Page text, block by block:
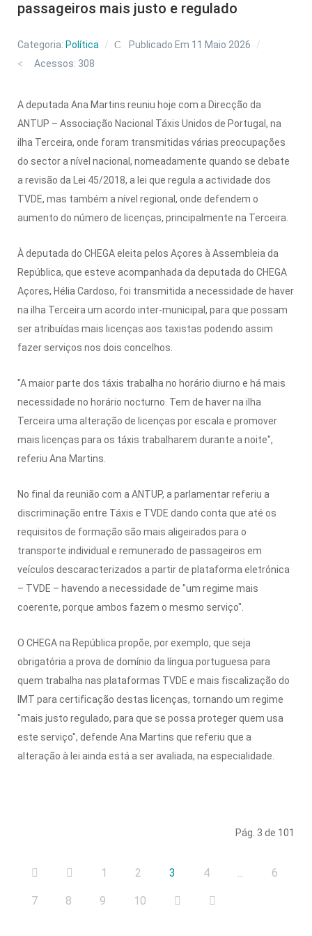
passageiros mais justo e regulado
Categoria: Política
Publicado Em 11 Maio 2026
Acessos: 308
A deputada Ana Martins reuniu hoje com a Direcção da
ANTUP – Associação Nacional Táxis Unidos de Portugal, na
ilha Terceira, onde foram transmitidas várias preocupações
do sector a nível nacional, nomeadamente quando se debate
a revisão da Lei 45/2018, a lei que regula a actividade dos
TVDE, mas também a nível regional, onde defendem o
aumento do número de licenças, principalmente na Terceira.
À deputada do CHEGA eleita pelos Açores à Assembleia da
República, que esteve acompanhada da deputada do CHEGA
Açores, Hélia Cardoso, foi transmitida a necessidade de haver
na ilha Terceira um acordo inter-municipal, para que possam
ser atribuídas mais licenças aos taxistas podendo assim
fazer serviços nos dois concelhos.
"A maior parte dos táxis trabalha no horário diurno e há mais
necessidade no horário nocturno. Tem de haver na ilha
Terceira uma alteração de licenças por escala e promover
mais licenças para os táxis trabalharem durante a noite",
referiu Ana Martins.
No final da reunião com a ANTUP, a parlamentar referiu a
discriminação entre Táxis e TVDE dando conta que até os
requisitos de formação são mais aligeirados para o
transporte individual e remunerado de passageiros em
veículos descaracterizados a partir de plataforma eletrónica
– TVDE – havendo a necessidade de "um regime mais
coerente, porque ambos fazem o mesmo serviço".
O CHEGA na República propõe, por exemplo, que seja
obrigatória a prova de domínio da língua portuguesa para
quem trabalha nas plataformas TVDE e mais fiscalização do
IMT para certificação destas licenças, tornando um regime
"mais justo regulado, para que se possa proteger quem usa
este serviço", defende Ana Martins que referiu que a
alteração à lei ainda está a ser avaliada, na especialidade.
Pág. 3 de 101
1 2 3 4 ... 6
7 8 9 10